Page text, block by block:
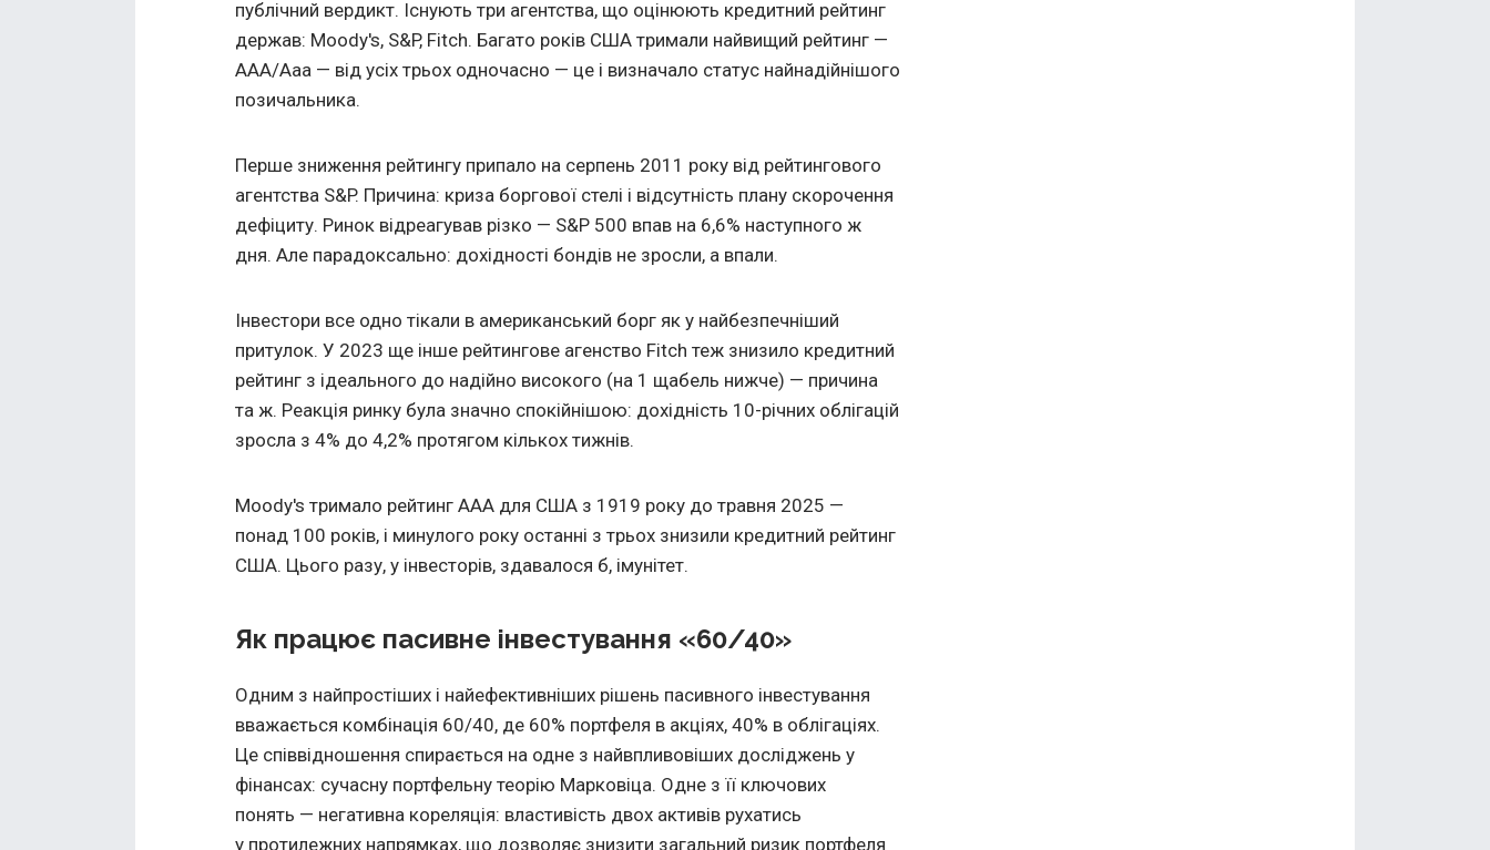
публічний вердикт. Існують три агентства, що оцінюють кредитний рейтинг
держав: Moody's, S&P, Fitch. Багато років США тримали найвищий рейтинг —
AAA/Aaa — від усіх трьох одночасно — це і визначало статус найнадійнішого
позичальника.
Перше зниження рейтингу припало на серпень 2011 року від рейтингового
агентства S&P. Причина: криза боргової стелі і відсутність плану скорочення
дефіциту. Ринок відреагував різко — S&P 500 впав на 6,6% наступного ж
дня. Але парадоксально: дохідності бондів не зросли, а впали.
Інвестори все одно тікали в американський борг як у найбезпечніший
притулок. У 2023 ще інше рейтингове агенство Fitch теж знизило кредитний
рейтинг з ідеального до надійно високого (на 1 щабель нижче) — причина
та ж. Реакція ринку була значно спокійнішою: дохідність 10-річних облігацій
зросла з 4% до 4,2% протягом кількох тижнів.
Moody's тримало рейтинг AAA для США з 1919 року до травня 2025 —
понад 100 років, і минулого року останні з трьох знизили кредитний рейтинг
США. Цього разу, у інвесторів, здавалося б, імунітет.
Як працює пасивне інвестування «60/40»
Одним з найпростіших і найефективніших рішень пасивного інвестування
вважається комбінація 60/40, де 60% портфеля в акціях, 40% в облігаціях.
Це співвідношення спирається на одне з найвпливовіших досліджень у
фінансах: сучасну портфельну теорію Марковіца. Одне з її ключових
понять — негативна кореляція: властивість двох активів рухатись
у протилежних напрямках, що дозволяє знизити загальний ризик портфеля